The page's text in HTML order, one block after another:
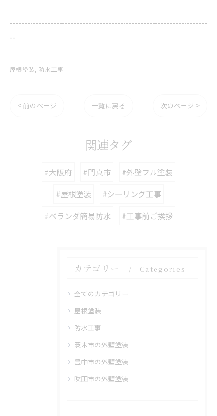
--------------------------------------------------------------------
--
屋根塗装 防水工事
< 前のページ 一覧に戻る 次のページ >
関連タグ
#大阪府 #門真市
#外壁フル塗装
#屋根塗装
#シーリング工事
#ベランダ簡易防水
#工事前ご挨拶
カテゴリー Categories
全てのカテゴリー
屋根塗装
防水工事
茨木市の外壁塗装
豊中市の外壁塗装
吹田市の外壁塗装